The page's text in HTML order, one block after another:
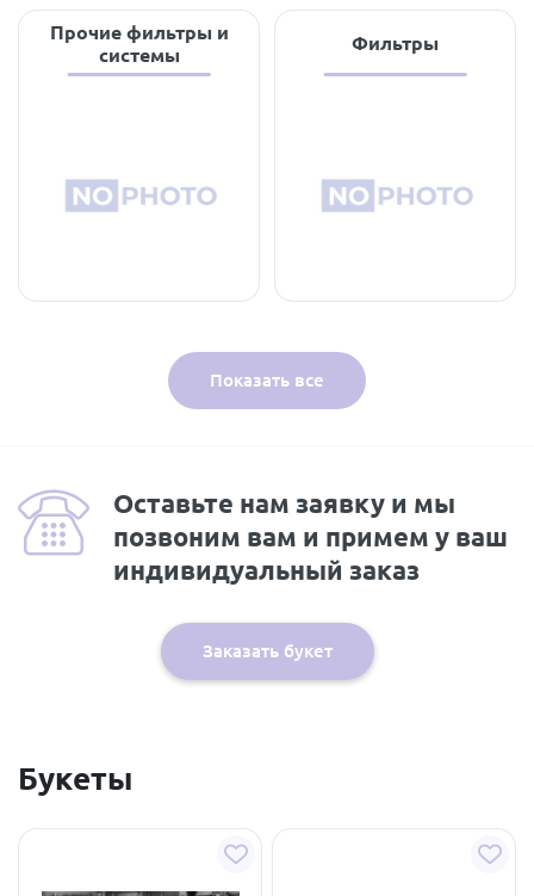
Букеты
Прочие фильтры и
системы
Фильтры
Показать все
Оставьте нам заявку и мы
позвоним вам и примем у ваш
индивидуальный заказ
Заказать букет